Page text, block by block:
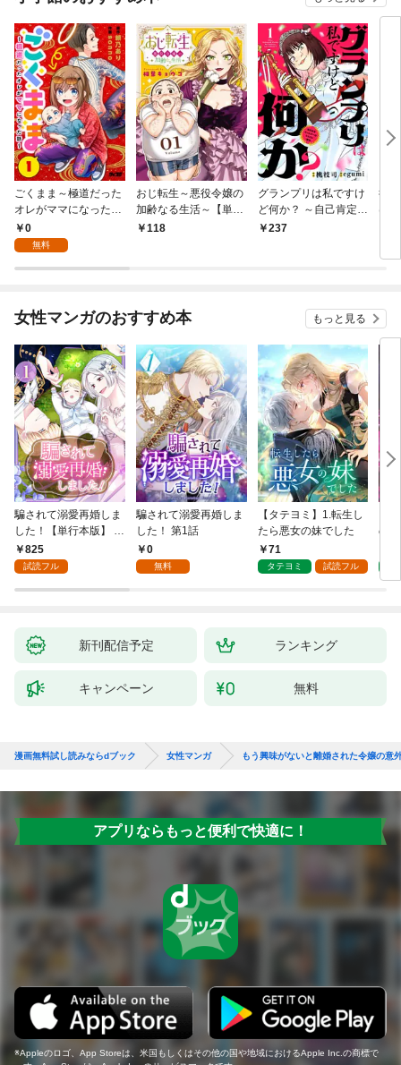
ごくまま～極道だった
オレがママになった話
～【単話】（１）
0
無料
おじ転生～悪役令嬢の
加齢なる生活～【単
話】（１）
118
グランプリは私ですけ
ど何か？ ～自己肯定モ
ンスターのミスコン無
237
後
は
女性マンガのおすすめ本 もっと見る
騙されて溺愛再婚しま
した！【単行本版】 1
巻825
試読フル
騙されて溺愛再婚しま
した！ 第1話
0
無料
【タテヨミ】1.転生し
たら悪女の妹でした
71
タテヨミ 試読フル
の
新刊配信予定 ランキング
キャンペーン 無料
漫画無料試し読みならdブック 女性マンガ もう興味がないと離婚された令嬢の意
アプリならもっと便利で快適に！
Appleのロゴ、App Storeは、米国もしくはその他の国や地域におけるApple Inc.の商標で